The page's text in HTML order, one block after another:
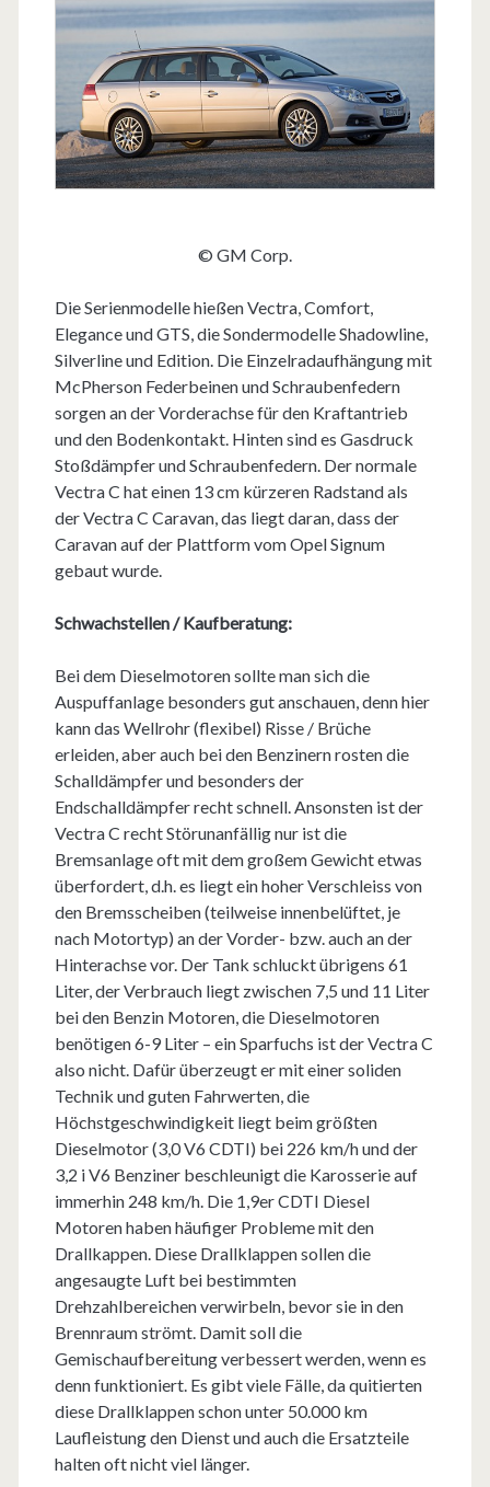
© GM Corp.
Die Serienmodelle hießen Vectra, Comfort,
Elegance und GTS, die Sondermodelle Shadowline,
Silverline und Edition. Die Einzelradaufhängung mit
McPherson Federbeinen und Schraubenfedern
sorgen an der Vorderachse für den Kraftantrieb
und den Bodenkontakt. Hinten sind es Gasdruck
Stoßdämpfer und Schraubenfedern. Der normale
Vectra C hat einen 13 cm kürzeren Radstand als
der Vectra C Caravan, das liegt daran, dass der
Caravan auf der Plattform vom Opel Signum
gebaut wurde.
Schwachstellen / Kaufberatung:
Bei dem Dieselmotoren sollte man sich die
Auspuffanlage besonders gut anschauen, denn hier
kann das Wellrohr (flexibel) Risse / Brüche
erleiden, aber auch bei den Benzinern rosten die
Schalldämpfer und besonders der
Endschalldämpfer recht schnell. Ansonsten ist der
Vectra C recht Störunanfällig nur ist die
Bremsanlage oft mit dem großem Gewicht etwas
überfordert, d.h. es liegt ein hoher Verschleiss von
den Bremsscheiben (teilweise innenbelüftet, je
nach Motortyp) an der Vorder- bzw. auch an der
Hinterachse vor. Der Tank schluckt übrigens 61
Liter, der Verbrauch liegt zwischen 7,5 und 11 Liter
bei den Benzin Motoren, die Dieselmotoren
benötigen 6-9 Liter – ein Sparfuchs ist der Vectra C
also nicht. Dafür überzeugt er mit einer soliden
Technik und guten Fahrwerten, die
Höchstgeschwindigkeit liegt beim größten
Dieselmotor (3,0 V6 CDTI) bei 226 km/h und der
3,2 i V6 Benziner beschleunigt die Karosserie auf
immerhin 248 km/h. Die 1,9er CDTI Diesel
Motoren haben häufiger Probleme mit den
Drallkappen. Diese Drallklappen sollen die
angesaugte Luft bei bestimmten
Drehzahlbereichen verwirbeln, bevor sie in den
Brennraum strömt. Damit soll die
Gemischaufbereitung verbessert werden, wenn es
denn funktioniert. Es gibt viele Fälle, da quitierten
diese Drallklappen schon unter 50.000 km
Laufleistung den Dienst und auch die Ersatzteile
halten oft nicht viel länger.